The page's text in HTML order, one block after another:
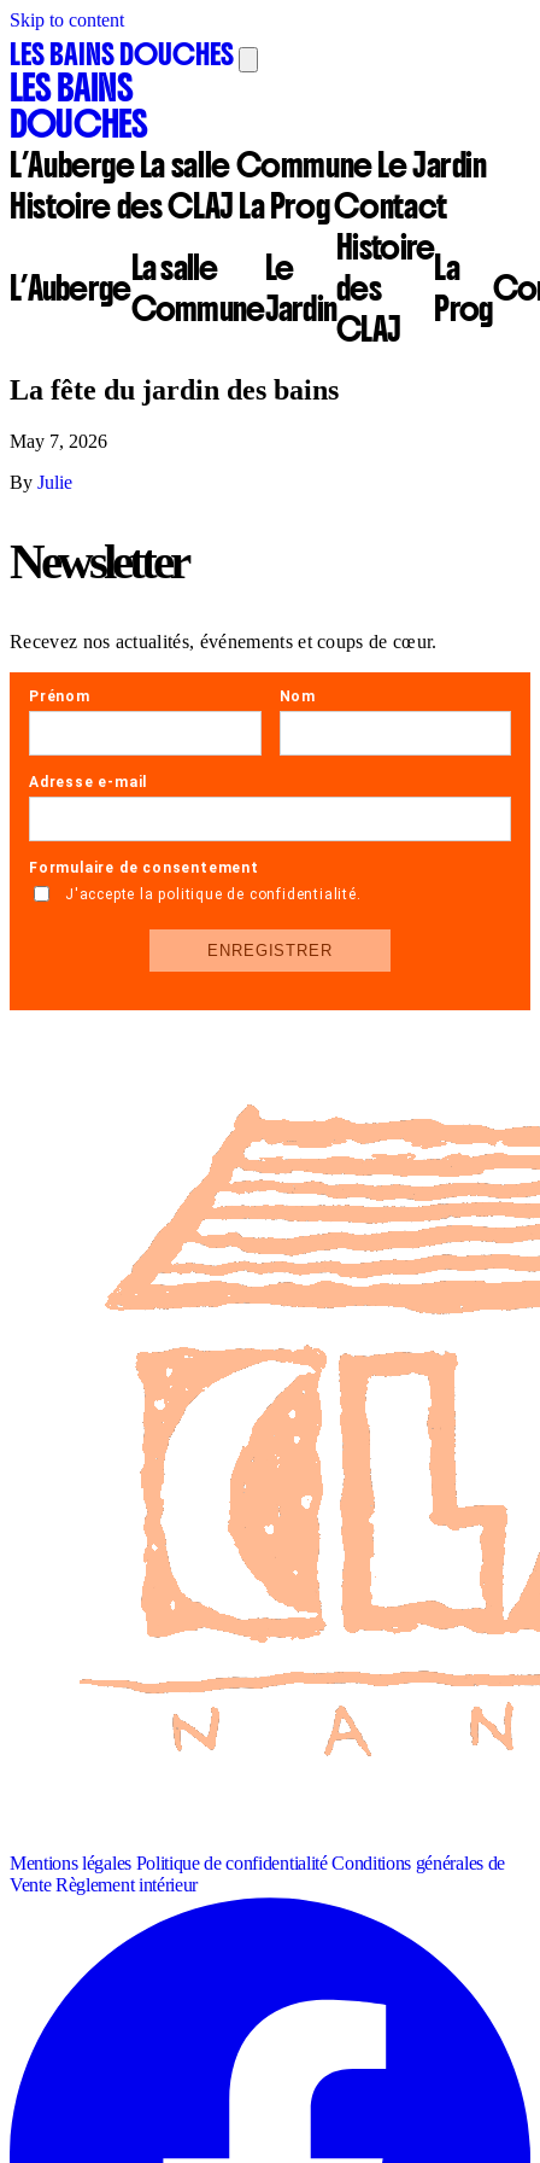
Skip to content
LES BAINS DOUCHES
LES BAINS
DOUCHES
L’Auberge La salle Commune Le Jardin
Histoire des CLAJ La ProgContact
L’AubergeLa salle
Commune
Le
Jardin
Histoire
des
CLAJ
La
Prog
La fête du jardin des bains
May 7, 2026
By Julie
Newsletter
Recevez nos actualités, événements et coups de cœur.
Mentions légales Politique de confidentialitéConditions générales de
VenteRèglement intérieur